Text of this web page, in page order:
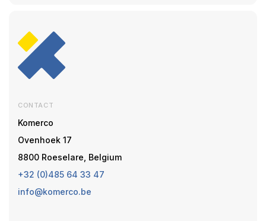
CONTACT
Komerco
Ovenhoek 17
8800 Roeselare, Belgium
+32 (0)485 64 33 47
info@komerco.be